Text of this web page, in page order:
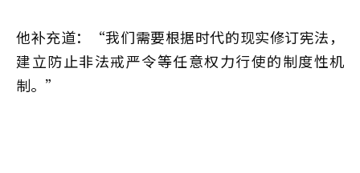
他补充道：“我们需要根据时代的现实修订宪法，
建立防止非法戒严令等任意权力行使的制度性机
制。”